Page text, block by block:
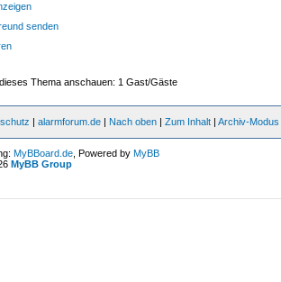
senden
Thema anschauen: 1 Gast/Gäste
|alarmforum.de | Nach oben |Zum Inhalt |Archiv-Modus
MyBBoard.de , Powered byMyBB
MyBB Group